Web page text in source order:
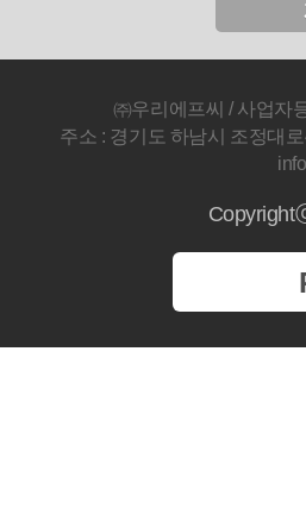
㈜우리에프씨 / 사업자
주소 : 경기도 하남시 조정대